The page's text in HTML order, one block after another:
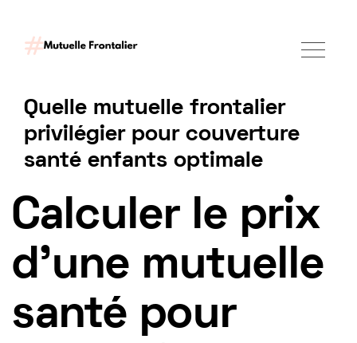
Quelle mutuelle frontalier
privilégier pour couverture
santé enfants optimale
Tarif mutuelle Frontalier 2025
Calculer le prix
d'une mutuelle
santé pour